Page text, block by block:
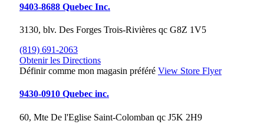
9403-8688 Quebec Inc.
3130, blv. Des Forges Trois-Rivières qc G8Z 1V5
(819) 691-2063
Obtenir les Directions
Définir comme mon magasin préféré View Store Flyer
9430-0910 Quebec inc.
60, Mte De l'Eglise Saint-Colomban qc J5K 2H9